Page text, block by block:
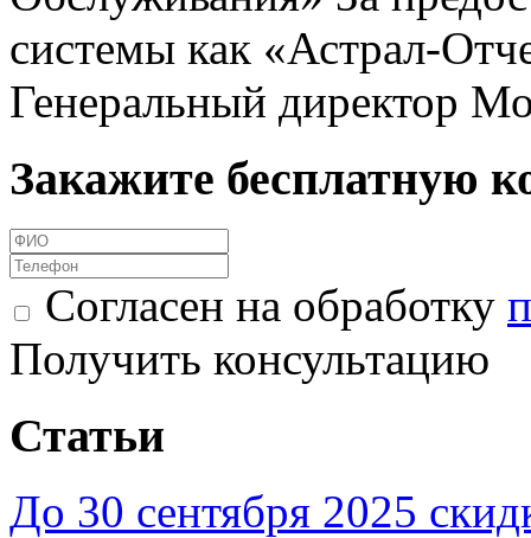
системы как «Астрал-
Генеральный директор
Закажите бесплатную
Согласен на обработку
Получить консультацию
Статьи
До 30 сентября 2025